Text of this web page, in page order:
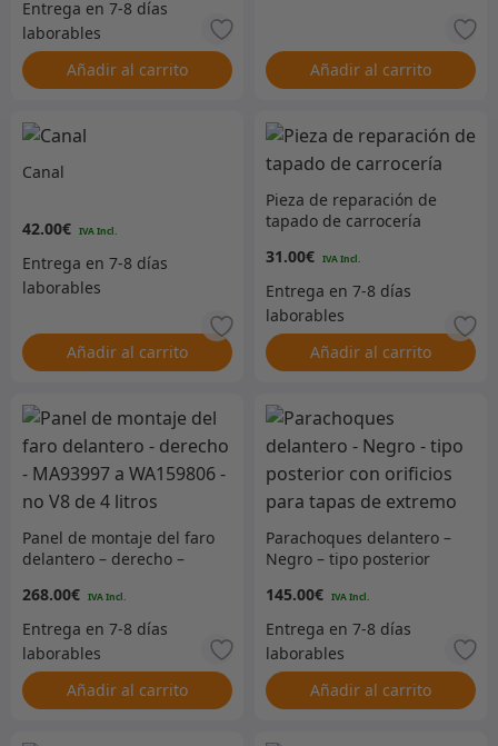
Añadir al carrito Añadir al carrito
Canal
42.00€
Añadir al carrito
Pieza de reparación de
tapado de carrocería
31.00€
Añadir al carrito
Panel de montaje del faro
delantero – derecho –
no V8 de 4 litros
268.00€
Añadir al carrito
Parachoques delantero –
Negro – tipo posterior
de extremo
145.00€
Añadir al carrito